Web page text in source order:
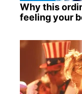
Why this
feeling your